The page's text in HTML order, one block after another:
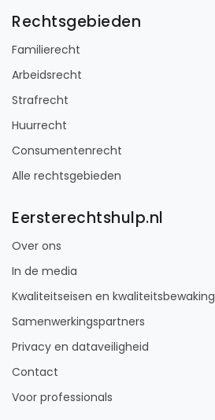
Rechtsgebieden
Familierecht
Arbeidsrecht
Strafrecht
Huurrecht
Consumentenrecht
Alle rechtsgebieden
Eersterechtshulp.nl
Over ons
In de media
Kwaliteitseisen en kwaliteitsbewaking
Samenwerkingspartners
Privacy en dataveiligheid
Contact
Voor professionals